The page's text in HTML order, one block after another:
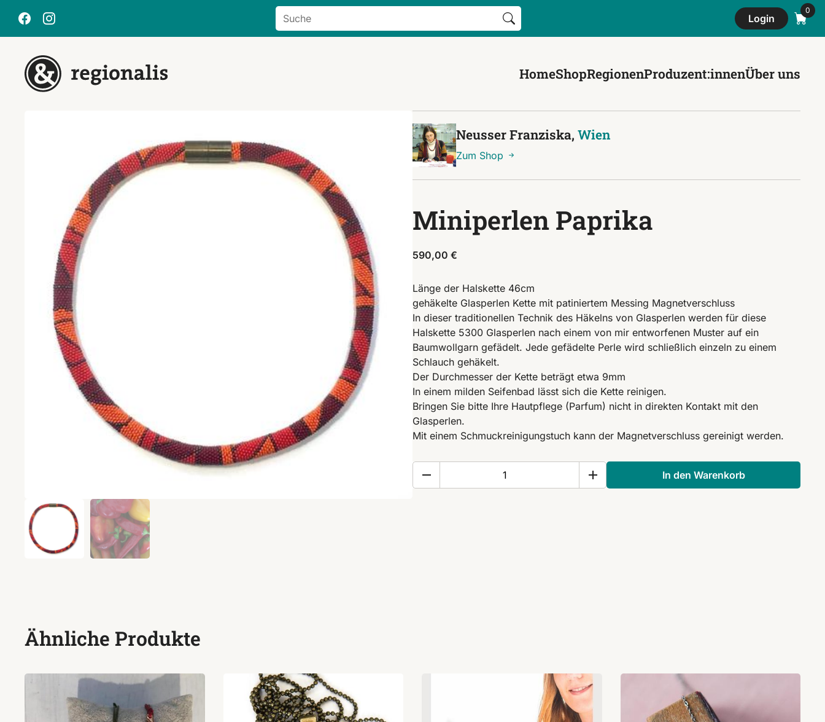
Search
for:
Search Button
Login
HomeShopRegionenProduzent:innenÜber uns
Neusser Franziska,Wien
Zum Shop
Miniperlen Paprika
590,00 €
Länge der Halskette 46cm
gehäkelte Glasperlen Kette mit patiniertem Messing Magnetverschluss
In dieser traditionellen Technik des Häkelns von Glasperlen werden für diese
Halskette 5300 Glasperlen nach einem von mir entworfenen Muster auf ein
Baumwollgarn gefädelt. Jede gefädelte Perle wird schließlich einzeln zu einem
Schlauch gehäkelt.
Der Durchmesser der Kette beträgt etwa 9mm
In einem milden Seifenbad lässt sich die Kette reinigen.
Bringen Sie bitte Ihre Hautpflege (Parfum) nicht in direkten Kontakt mit den
Glasperlen.
Mit einem Schmuckreinigungstuch kann der Magnetverschluss gereinigt werden.
In den Warenkorb
Ähnliche Produkte